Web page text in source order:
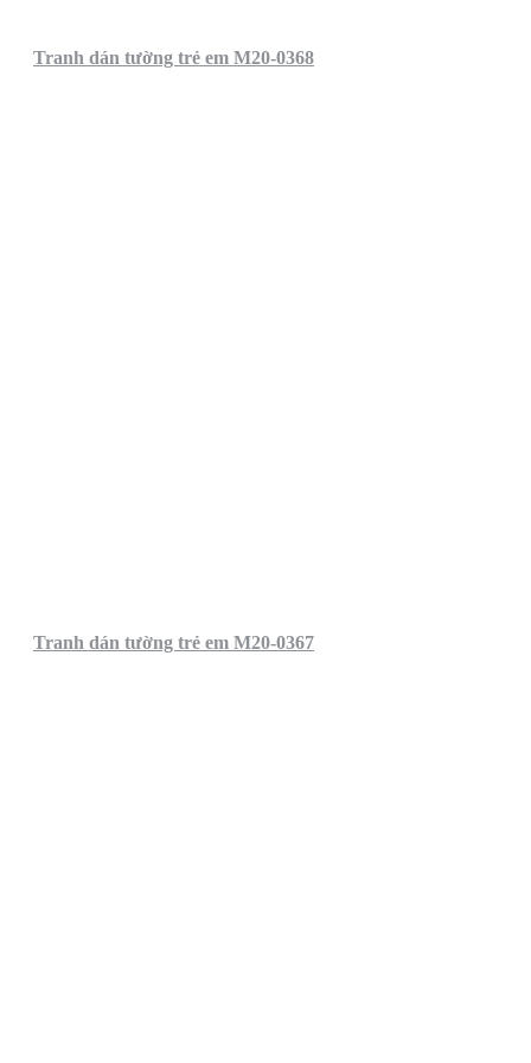
Tranh dán tường trẻ em M20-0368
Tranh dán tường trẻ em M20-0367